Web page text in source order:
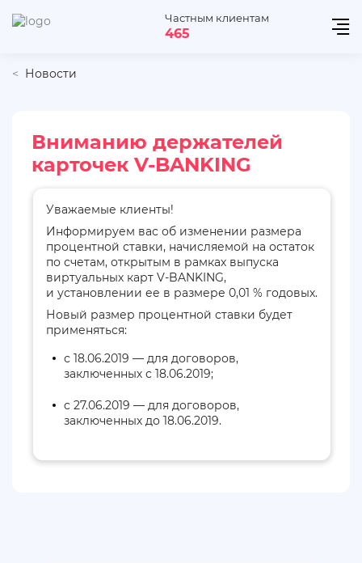
Частным клиентам
465
Новости
Вниманию держателей
карточек V-BANKING
Уважаемые клиенты!
Информируем вас об изменении размера
процентной ставки, начисляемой на остаток
по счетам, открытым в рамках выпуска
виртуальных карт V-BANKING,
и установлении ее в размере 0,01 % годовых.
Новый размер процентной ставки будет
применяться:
с 18.06.2019 — для договоров,
заключенных с 18.06.2019;
c 27.06.2019 — для договоров,
заключенных до 18.06.2019.